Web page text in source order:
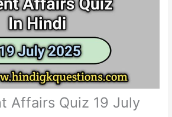
Affairs Quiz 19 July